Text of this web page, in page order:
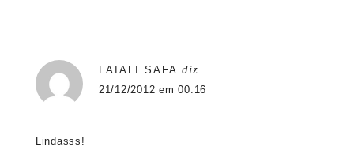
LAIALI SAFA diz
21/12/2012 em 00:16
Lindasss!